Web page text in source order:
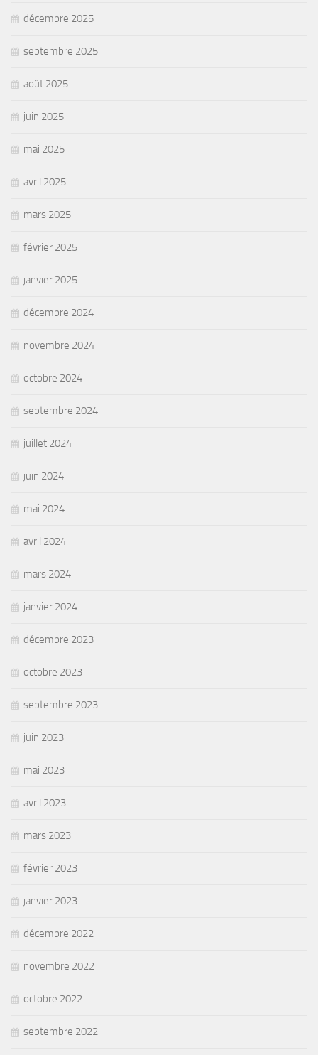
décembre 2025
septembre 2025
août 2025
juin 2025
mai 2025
avril 2025
mars 2025
février 2025
janvier 2025
décembre 2024
novembre 2024
octobre 2024
septembre 2024
juillet 2024
juin 2024
mai 2024
avril 2024
mars 2024
janvier 2024
décembre 2023
octobre 2023
septembre 2023
juin 2023
mai 2023
avril 2023
mars 2023
février 2023
janvier 2023
décembre 2022
novembre 2022
octobre 2022
septembre 2022